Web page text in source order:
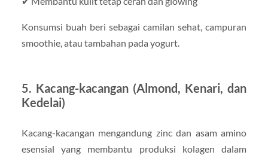
Konsumsi buah beri sebagai camilan sehat, campuran
smoothie, atau tambahan pada yogurt.
5. Kacang-kacangan (Almond, Kenari, dan
Kedelai)
Kacang-kacangan mengandung zinc dan asam amino
esensial yang membantu produksi kolagen dalam